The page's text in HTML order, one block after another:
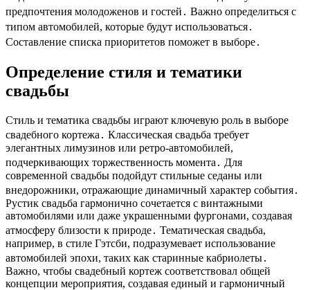
предпочтения молодоженов и гостей․ Важно определиться с
типом автомобилей, которые будут использоваться․
Составление списка приоритетов поможет в выборе․
Определение стиля и тематики
свадьбы
Стиль и тематика свадьбы играют ключевую роль в выборе
свадебного кортежа․ Классическая свадьба требует
элегантных лимузинов или ретро-автомобилей,
подчеркивающих торжественность момента․ Для
современной свадьбы подойдут стильные седаны или
внедорожники, отражающие динамичный характер события․
Рустик свадьба гармонично сочетается с винтажными
автомобилями или даже украшенными фургонами, создавая
атмосферу близости к природе․ Тематическая свадьба,
например, в стиле Гэтсби, подразумевает использование
автомобилей эпохи, таких как старинные кабриолеты․
Важно, чтобы свадебный кортеж соответствовал общей
концепции мероприятия, создавая единый и гармоничный